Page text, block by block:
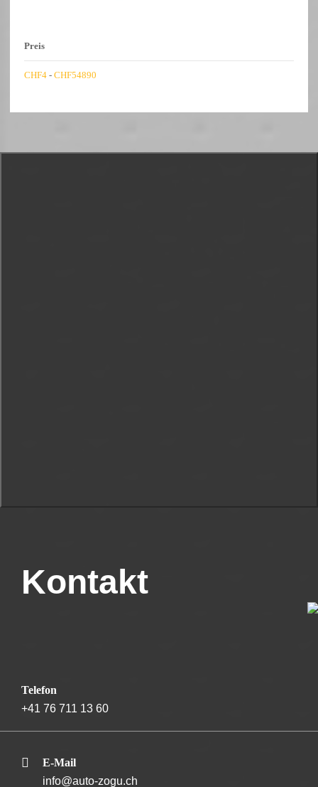
Preis
CHF4 - CHF54890
Kontakt
Telefon
+41 76 711 13 60
E-Mail
info@auto-zogu.ch